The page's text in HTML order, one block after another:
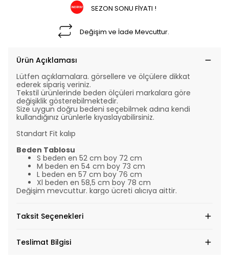
SEZON SONU FİYATI !
Değişim ve İade Mevcuttur.
Ürün Açıklaması
Lütfen açıklamalara. görsellere ve ölçülere dikkat
ederek sipariş veriniz.
Tekstil ürünlerinde beden ölçüleri markalara göre
değişiklik gösterebilmektedir.
Size uygun doğru bedeni seçebilmek adına kendi
kullandığınız ürünlerle kıyaslayabilirsiniz.
Standart Fit kalıp
Beden Tablosu
S beden en 52 cm boy 72 cm
M beden en 54 cm boy 73 cm
L beden en 57 cm boy 76 cm
Xl beden en 58,5 cm boy 78 cm
Değişim mevcuttur. kargo ücreti alıcıya aittir.
Taksit Seçenekleri
Teslimat Bilgisi